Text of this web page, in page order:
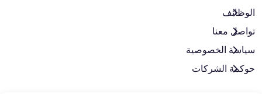
الوظائف
تواصل معنا
سياسة الخصوصية
حوكمة الشركات